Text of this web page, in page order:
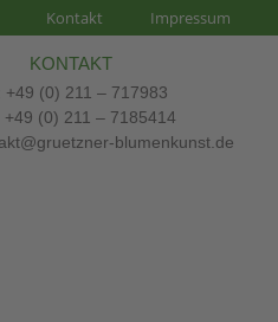
Kontakt Impressum
KONTAKT
+49 (0) 211 – 717983
+49 (0) 211 – 7185414
blumenkunst.de